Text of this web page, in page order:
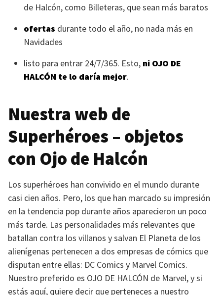
de Halcón, como Billeteras, que sean más baratos
ofertas durante todo el año, no nada más en
Navidades
listo para entrar 24/7/365. Esto, ni OJO DE
HALCÓN te lo daría mejor.
Nuestra web de
Superhéroes – objetos
con Ojo de Halcón
Los superhéroes han convivido en el mundo durante
casi cien años. Pero, los que han marcado su impresión
en la tendencia pop durante años aparecieron un poco
más tarde. Las personalidades más relevantes que
batallan contra los villanos y salvan El Planeta de los
alienígenas pertenecen a dos empresas de cómics que
disputan entre ellas: DC Comics y Marvel Comics.
Nuestro preferido es OJO DE HALCÓN de Marvel, y si
estás aquí, quiere decir que perteneces a nuestro